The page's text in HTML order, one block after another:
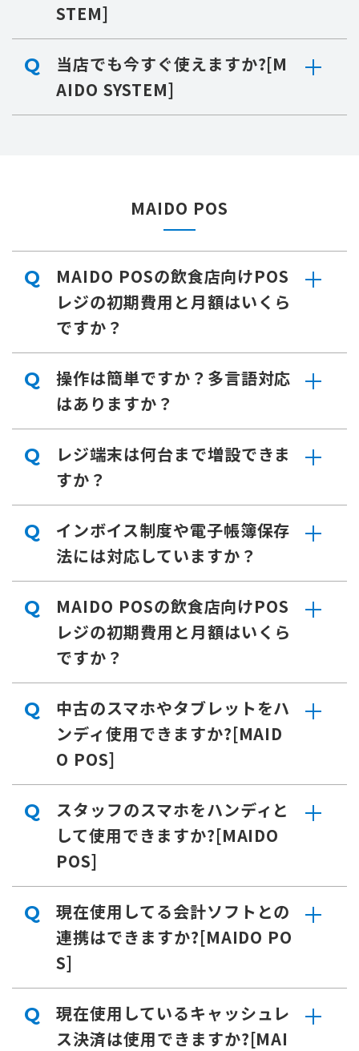
STEM]
Q
当店でも今すぐ使えますか?[M
AIDO SYSTEM]
MAIDO POS
Q
MAIDO POSの飲食店向けPOS
レジの初期費用と月額はいくら
ですか？
Q
操作は簡単ですか？多言語対応
はありますか？
Q
レジ端末は何台まで増設できま
すか？
Q
インボイス制度や電子帳簿保存
法には対応していますか？
Q
MAIDO POSの飲食店向けPOS
レジの初期費用と月額はいくら
ですか？
Q
中古のスマホやタブレットをハ
ンディ使用できますか?[MAID
O POS]
Q
スタッフのスマホをハンディと
して使用できますか?[MAIDO
POS]
Q
現在使用してる会計ソフトとの
連携はできますか?[MAIDO PO
S]
Q
現在使用しているキャッシュレ
ス決済は使用できますか?[MAI